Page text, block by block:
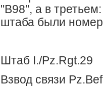
"В98", а в
штаба были
Штаб I./Pz.Rgt.29
Взвод связи